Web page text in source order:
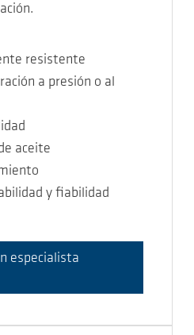
resistente
a presión o al
aceite
y fiabilidad
especialista